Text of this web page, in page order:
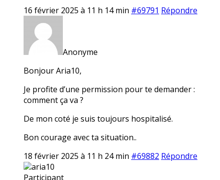
16 février 2025 à 11 h 14 min #69791 Répondre
Anonyme
Bonjour Aria10,
Je profite d’une permission pour te demander :
comment ça va ?
De mon coté je suis toujours hospitalisé.
Bon courage avec ta situation..
18 février 2025 à 11 h 24 min #69882 Répondre
aria10
Participant